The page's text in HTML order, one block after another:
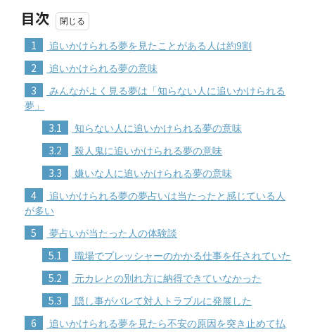
目次
1 追いかけられる夢を見たことがある人は約9割
2 追いかけられる夢の意味
3
みんながよく見る夢は「知らない人に追いかけられる
夢」
3.1 知らない人に追いかけられる夢の意味
3.2 殺人鬼に追いかけられる夢の意味
3.3 嫌いな人に追いかけられる夢の意味
4
追いかけられる夢の夢占いは当たったと感じている人
が多い
5 夢占いが当たった人の体験談
5.1 職場でプレッシャーのかかる仕事を任されていた
5.2 元カレとの別れ方に納得できていなかった
5.3 隠し事がバレて対人トラブルに発展した
6
追いかけられる夢を見たら不安の原因を突き止めて払